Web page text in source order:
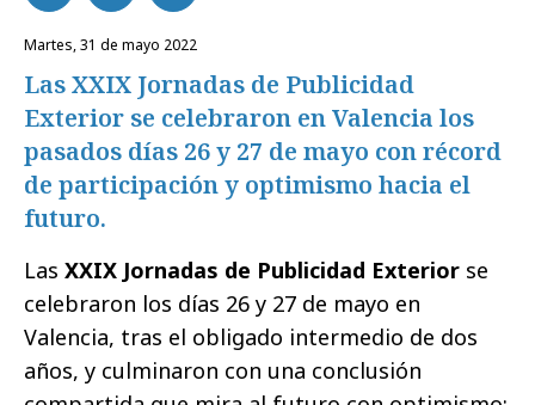
martes, 31 de mayo 2022
Las XXIX Jornadas de Publicidad
Exterior se celebraron en Valencia los
pasados días 26 y 27 de mayo con récord
de participación y optimismo hacia el
futuro.
Las XXIX Jornadas de Publicidad Exterior se
celebraron los días 26 y 27 de mayo en
Valencia, tras el obligado intermedio de dos
años, y culminaron con una conclusión